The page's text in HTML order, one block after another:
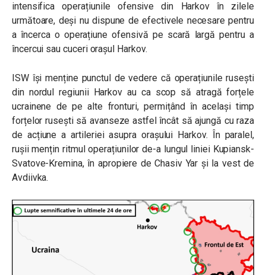
intensifica operațiunile ofensive din Harkov în zilele
următoare, deși nu dispune de efectivele necesare pentru
a încerca o operațiune ofensivă pe scară largă pentru a
încercui sau cuceri orașul Harkov.
ISW își menține punctul de vedere că operațiunile rusești
din nordul regiunii Harkov au ca scop să atragă forțele
ucrainene de pe alte fronturi, permițând în același timp
forțelor rusești să avanseze astfel încât să ajungă cu raza
de acțiune a artileriei asupra orașului Harkov. În paralel,
rușii mențin ritmul operațiunilor de-a lungul liniei Kupiansk-
Svatove-Kremina, în apropiere de Chasiv Yar și la vest de
Avdiivka.